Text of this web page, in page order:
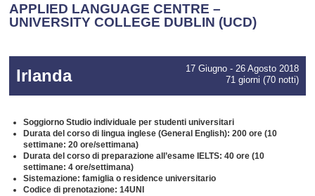
APPLIED LANGUAGE CENTRE –
UNIVERSITY COLLEGE DUBLIN (UCD)
Irlanda
17 Giugno - 26 Agosto 2018
71 giorni (70 notti)
Soggiorno Studio individuale per studenti universitari
Durata del corso di lingua inglese (General English): 200 ore (10
settimane: 20 ore/settimana)
Durata del corso di preparazione all’esame IELTS: 40 ore (10
settimane: 4 ore/settimana)
Sistemazione: famiglia o residence universitario
Codice di prenotazione: 14UNI